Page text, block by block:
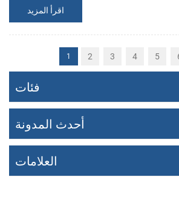
اقرأ المزيد
1 2 3 4 5
فئات
أحدث المدونة
العلامات